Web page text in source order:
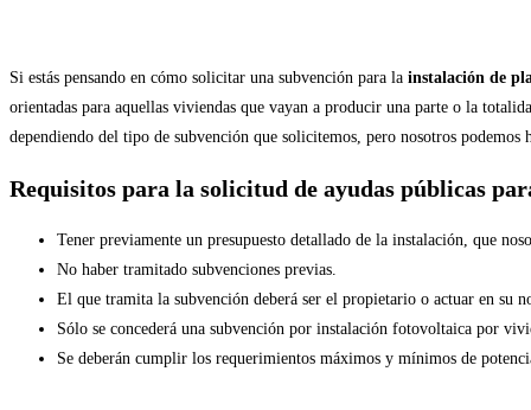
Si estás pensando en cómo solicitar una subvención para la instalación de
orientadas para aquellas viviendas que vayan a producir una parte o la
dependiendo del tipo de subvención que solicitemos, pero nosotros
Requisitos para la solicitud de ayudas públicas
Tener previamente un presupuesto detallado de la instalación, que
No haber tramitado subvenciones previas.
El que tramita la subvención deberá ser el propietario o actuar en su
Sólo se concederá una subvención por instalación fotovoltaica por
Se deberán cumplir los requerimientos máximos y mínimos de